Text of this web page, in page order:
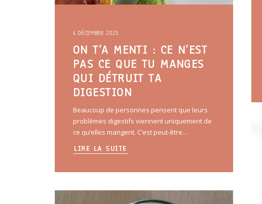
4 DÉCEMBRE 2025
ON T’A MENTI : CE N’EST
PAS CE QUE TU MANGES
QUI DÉTRUIT TA
DIGESTION
Beaucoup de personnes pensent que leurs
problèmes digestifs viennent uniquement de
ce qu’elles mangent. C’est peut-être…
LIRE LA SUITE